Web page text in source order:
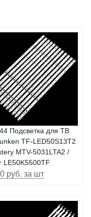
Подсветка для ТВ
TF-LED50S13T2
MTV-5031LTA2 /
LE50K5500TF
руб. за шт